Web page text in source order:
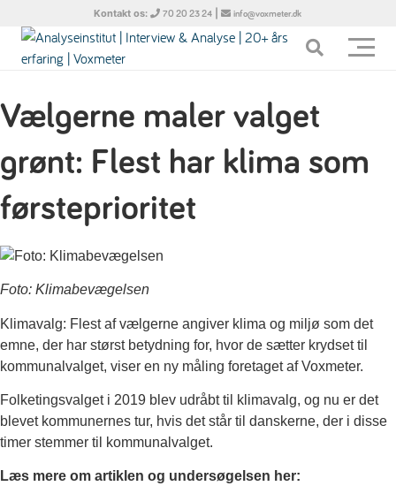
Kontakt os: 70 20 23 24 | info@voxmeter.dk
Vælgerne maler valget
grønt: Flest har klima som
førsteprioritet
Foto: Klimabevægelsen
Klimavalg: Flest af vælgerne angiver klima og miljø som det
emne, der har størst betydning for, hvor de sætter krydset til
kommunalvalget, viser en ny måling foretaget af Voxmeter.
Folketingsvalget i 2019 blev udråbt til klimavalg, og nu er det
blevet kommunernes tur, hvis det står til danskerne, der i disse
timer stemmer til kommunalvalget.
Læs mere om artiklen og undersøgelsen her: